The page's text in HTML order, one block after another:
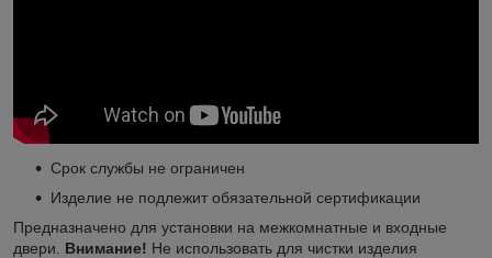
Срок службы не ограничен
Изделие не подлежит обязательной сертификации
Предназначено для установки на межкомнатные и входные
двери. Внимание! Не использовать для чистки изделия